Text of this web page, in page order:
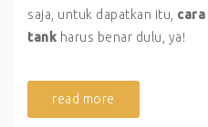
saja, untuk dapatkan itu,
tank harus benar dulu, ya!
read more